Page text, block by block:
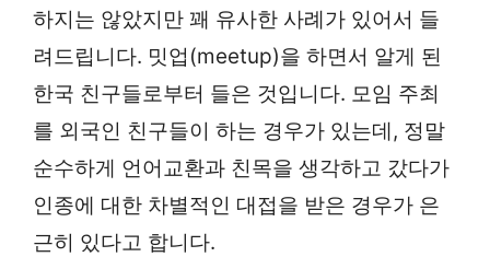
하지는 않았지만 꽤 유사한 사례가 있어서 들
려드립니다. 밋업(meetup)을 하면서 알게 된
한국 친구들로부터 들은 것입니다. 모임 주최
를 외국인 친구들이 하는 경우가 있는데, 정말
순수하게 언어교환과 친목을 생각하고 갔다가
인종에 대한 차별적인 대접을 받은 경우가 은
근히 있다고 합니다.